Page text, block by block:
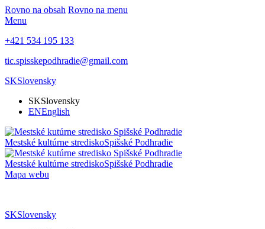
Rovno na obsah Rovno na menu
Menu
+421 534 195 133
tic.spisskepodhradie@gmail.com
SKSlovensky
SKSlovensky
ENEnglish
Mestské kultúrne strediskoSpišské Podhradie
Mestské kultúrne strediskoSpišské Podhradie
Mapa webu
SKSlovensky